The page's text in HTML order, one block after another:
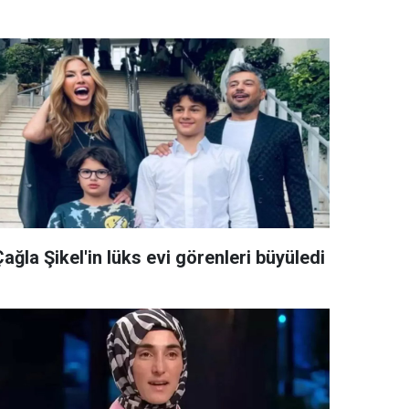
Şikel'in lüks evi görenleri büyüledi